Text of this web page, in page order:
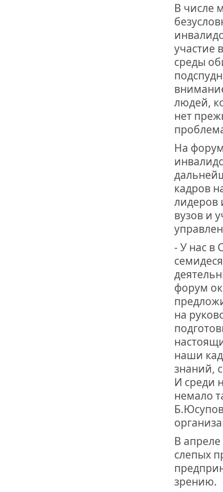
В числе
участие
среды
людей,
нет
На
кадров
лидеров
вузов и
- У нас в
форум
на
наши
знаний,
И среди
немало
В
слепых
зрению.